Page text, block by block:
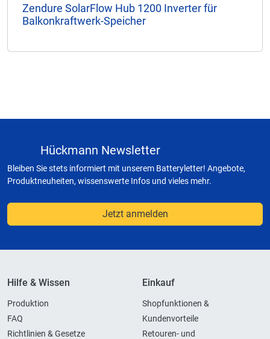
Zendure SolarFlow Hub 1200 Inverter für
Balkonkraftwerk-Speicher
Hückmann Newsletter
Bleiben Sie stets informiert mit unserem Batteryletter! Angebote,
Produktneuheiten, wissenswerte Infos und vieles mehr.
Jetzt anmelden
Hilfe & Wissen
Produktion
FAQ
Richtlinien & Gesetze
Einkauf
Shopfunktionen &
Kundenvorteile
Retouren- und